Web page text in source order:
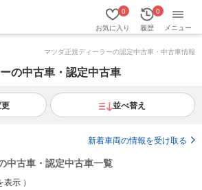
お気に入り
0
履歴
0
メニュー
マツダ正規ディーラーの認定中古車・中古車情報
の中古車・認定中古車
並べ替え
新着車両の情報を受け取る
中古車・認定中古車一覧
示 ）